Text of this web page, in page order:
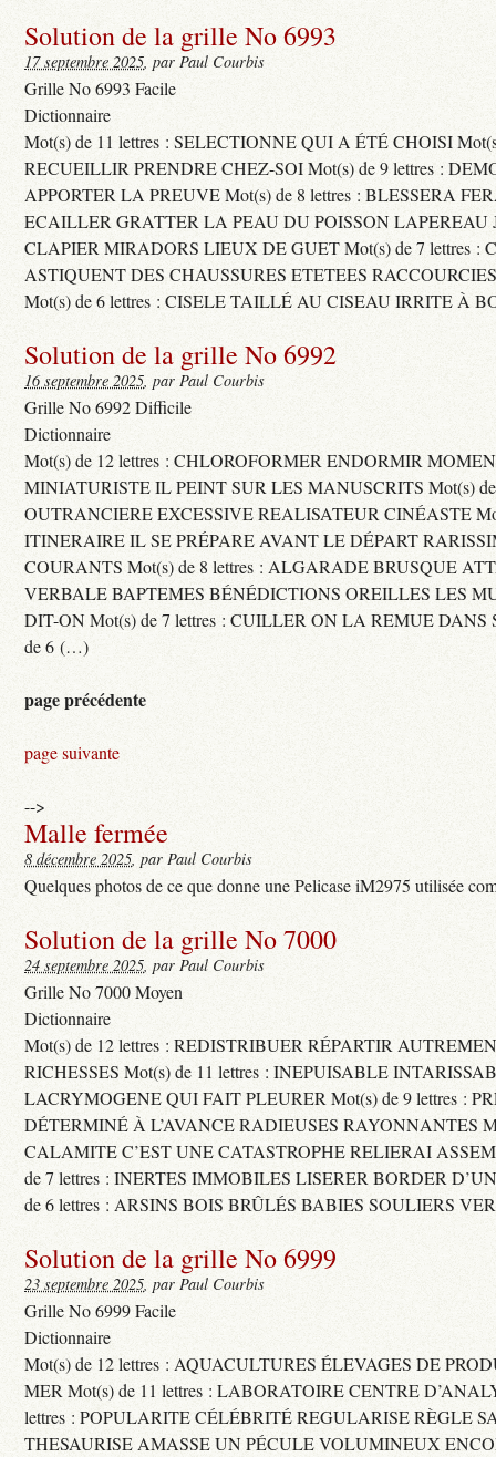
Solution de la grille No 6993
17 septembre 2025, par Paul Courbis
Grille No 6993 Facile
Dictionnaire
Mot(s) de 11 lettres : SELECTIONNE QUI A ÉTÉ CHOISI
RECUEILLIR PRENDRE CHEZ-SOI Mot(s) de 9 lettres :
APPORTER LA PREUVE Mot(s) de 8 lettres : BLESSERA
ECAILLER GRATTER LA PEAU DU POISSON LAPEREAU
CLAPIER MIRADORS LIEUX DE GUET Mot(s) de 7 lettres :
ASTIQUENT DES CHAUSSURES ETETEES
Mot(s) de 6 lettres : CISELE TAILLÉ AU CISEAU IRRITE À
Solution de la grille No 6992
16 septembre 2025, par Paul Courbis
Grille No 6992 Difficile
Dictionnaire
Mot(s) de 12 lettres : CHLOROFORMER ENDORMIR
MINIATURISTE IL PEINT SUR LES MANUSCRITS Mot(s) de
OUTRANCIERE EXCESSIVE REALISATEUR CINÉASTE
ITINERAIRE IL SE PRÉPARE AVANT LE DÉPART
COURANTS Mot(s) de 8 lettres : ALGARADE BRUSQUE
VERBALE BAPTEMES BÉNÉDICTIONS OREILLES LES
DIT-ON Mot(s) de 7 lettres : CUILLER ON LA REMUE DANS
de 6 (…)
page précédente
page suivante
-->
Malle fermée
8 décembre 2025, par Paul Courbis
Quelques photos de ce que donne une Pelicase iM2975 utilisée
Solution de la grille No 7000
24 septembre 2025, par Paul Courbis
Grille No 7000 Moyen
Dictionnaire
Mot(s) de 12 lettres : REDISTRIBUER RÉPARTIR
RICHESSES Mot(s) de 11 lettres : INEPUISABLE
LACRYMOGENE QUI FAIT PLEURER Mot(s) de 9 lettres :
DÉTERMINÉ À L’AVANCE RADIEUSES RAYONNANTES
CALAMITE C’EST UNE CATASTROPHE RELIERAI
de 7 lettres : INERTES IMMOBILES LISERER BORDER
de 6 lettres : ARSINS BOIS BRÛLÉS BABIES SOULIERS
Solution de la grille No 6999
23 septembre 2025, par Paul Courbis
Grille No 6999 Facile
Dictionnaire
Mot(s) de 12 lettres : AQUACULTURES ÉLEVAGES DE
MER Mot(s) de 11 lettres : LABORATOIRE CENTRE
lettres : POPULARITE CÉLÉBRITÉ REGULARISE RÈGLE
THESAURISE AMASSE UN PÉCULE VOLUMINEUX